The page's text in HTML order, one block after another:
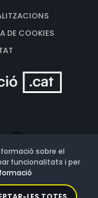
DE COOKIES
sobre el
funcionalitats i per